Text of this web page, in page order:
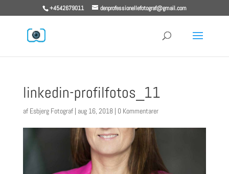
+4542679011 denprofessionellefotograf@gmail.com
linkedin-profilfotos_11
af Esbjerg Fotograf| aug 16, 2018| 0 Kommentarer